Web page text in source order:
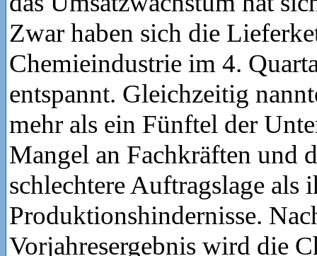
Zwar haben sich die
Chemieindustrie im 4.
entspannt. Gleichzeitig
mehr als ein Fünftel der
Mangel an Fachkräften und
schlechtere Auftragslage als
Produktionshindernisse.
Vorjahresergebnis wird die